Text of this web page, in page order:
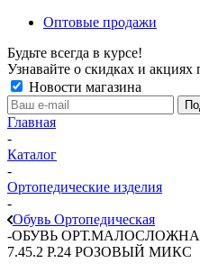
Оптовые продажи
Будьте всегда в курсе!
Узнавайте о скидках и
Новости магазина
Главная
-
Каталог
-
Ортопедические изделия
-
Обувь Ортопедическая
-ОБУВЬ
7.45.2 Р.24 РОЗОВЫЙ МИКС